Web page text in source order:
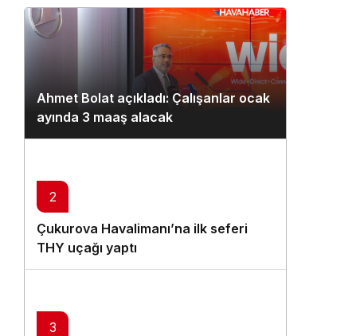
Ahmet Bolat açıkladı: Çalışanlar ocak
ayında 3 maaş alacak
2
Çukurova Havalimanı’na ilk seferi
THY uçağı yaptı
3